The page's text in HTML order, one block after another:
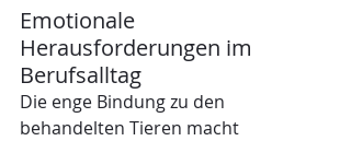
Emotionale
Herausforderungen im
Berufsalltag
Die enge Bindung zu den
behandelten Tieren macht